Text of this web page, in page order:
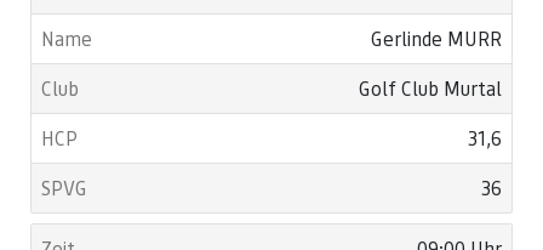
Gerlinde MURR
Golf Club Murtal
31,6
36